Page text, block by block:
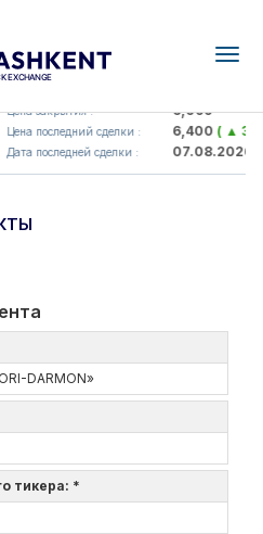
UZMK (<O'zmetkombinat> AJ)
Цена закрытия : 6,099
Цена последний сделки : 6,400( ▲
Дата последней сделки : 07.08.2026
DARMON»
тикера: *